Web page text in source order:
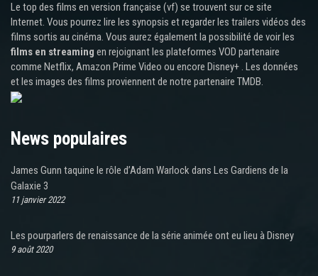
Le top des films en version française (vf) se trouvent sur ce site
Internet. Vous pourrez lire les synopsis et regarder les trailers vidéos des
films sortis au cinéma. Vous aurez également la possibilité de voir les
films en streaming en rejoignant les plateformes VOD partenaire
comme Netflix, Amazon Prime Video ou encore Disney+ . Les données
et les images des films proviennent de notre partenaire TMDB.
News populaires
James Gunn taquine le rôle d’Adam Warlock dans Les Gardiens de la
Galaxie 3
11 janvier 2022
Les pourparlers de renaissance de la série animée ont eu lieu à Disney
9 août 2020